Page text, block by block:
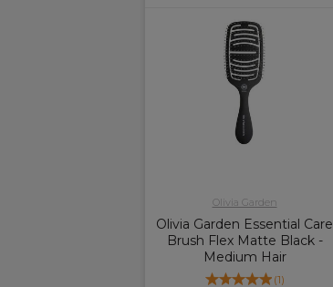
Olivia Garden
Olivia Garden Essential Care
Brush Flex Matte Black -
Medium Hair
(1)